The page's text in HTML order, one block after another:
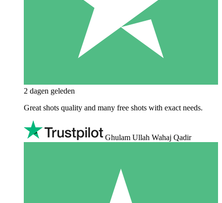
2 dagen geleden
Great shots quality and many free shots with exact needs.
Ghulam Ullah Wahaj Qadir